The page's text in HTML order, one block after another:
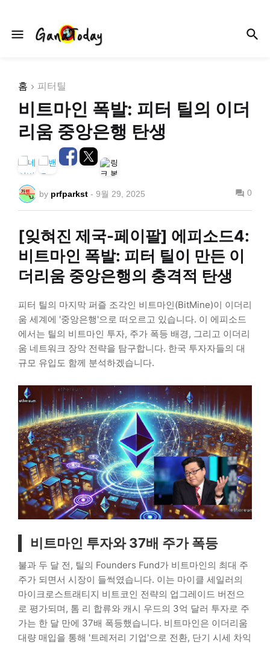
홈 피터틸
비트마인 폭발: 피터 틸의 이더
리움 중앙은행 탄생
by prfparkst - 9월 29, 2025 0
[잊혀진 제국-페이팔] 에피소드4:
비트마인 폭발: 피터 틸이 만든 이
더리움 중앙은행의 충격적 탄생
피터 틸의 마지막 퍼즐 조각인 비트마인(BitMine)이 이더리
움 세계에 '중앙은행'으로 떠오르고 있습니다. 이 에피소드
에서는 틸의 비트마인 투자, 주가 폭등 배경, 그리고 이더리
움 네트워크 장악 전략을 탐구합니다. 한국 투자자들의 대
규모 유입도 함께 분석하겠습니다.
비트마인 투자와 37배 주가 폭등
불과 두 달 전, 틸의 Founders Fund가 비트마인의 최대 주
주가 되면서 시장이 들썩였습니다. 이는 마이클 세일러의
마이크로스트래티지 비트코인 전략의 업그레이드 버전으
로 평가되며, 톰 리 합류와 캐시 우드의 3억 달러 투자로 주
가는 한 달 만에 37배 폭등했습니다. 비트마인은 이더리움
대량 매입을 통해 '트레저리 기업'으로 전환, 단기 시세 차익